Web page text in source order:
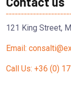
121 King Street,
Email:
Call Us: +36 (0)